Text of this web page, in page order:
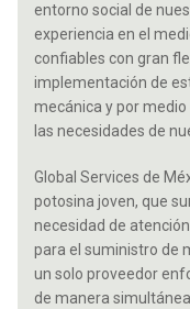
entorno social de
experiencia en el
confiables con gran
implementación de
mecánica y por
las necesidades de
Global Services de
potosina joven, que
necesidad de
para el suministro de
un solo proveedor
de manera